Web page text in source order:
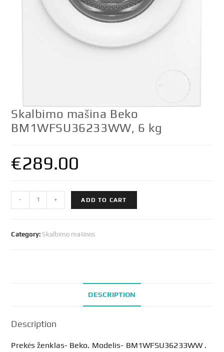
Skalbimo mašina Beko
BM1WFSU36233WW, 6 kg
€289.00
Skalbimo
mašina
- + ADD TO CART
Category: Skalbimo mašinos
DESCRIPTION
Description
Prekės ženklas- Beko. Modelis- BM1WFSU36233WW .